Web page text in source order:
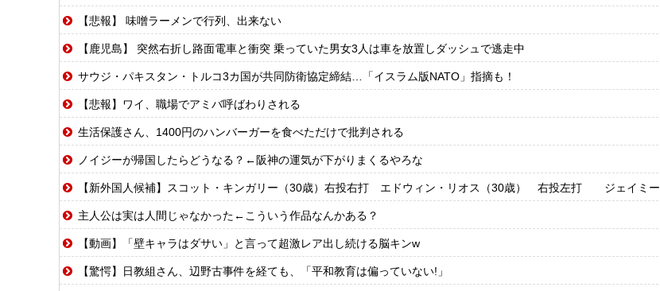
【悲報】 味噌ラーメンで行列、出来ない
【鹿児島】 突然右折し路面電車と衝突 乗っていた男女3人は車を放置しダッシュで逃走中
サウジ・パキスタン・トルコ3カ国が共同防衛協定締結…「イスラム版NATO」指摘も！
【悲報】ワイ、職場でアミバ呼ばわりされる
生活保護さん、1400円のハンバーガーを食べただけで批判される
ノイジーが帰国したらどうなる？←阪神の運気が下がりまくるやろな
【新外国人候補】スコット・キンガリー（30歳）右投右打 エドウィン・リオス（30歳） 右投左打 ジェイミー・ウェストブルック（29歳） 右投
主人公は実は人間じゃなかった←こういう作品なんかある？
【動画】「壁キャラはダサい」と言って超激レア出し続ける脳キンw
【驚愕】日教組さん、辺野古事件を経ても、「平和教育は偏っていない!」